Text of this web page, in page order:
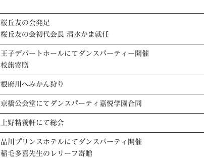
桜丘友の会発足
桜丘友の会初代会長 清水かま就任
王子デパートホールにてダンスパーティー開催
校旗寄贈
根府川へみかん狩り
京橋公会堂にてダンスパーティ嘉悦学園合同
上野精養軒にて総会
品川プリンスホテルにてダンスパーティ開催
稲毛多喜先生のレリーフ寄贈